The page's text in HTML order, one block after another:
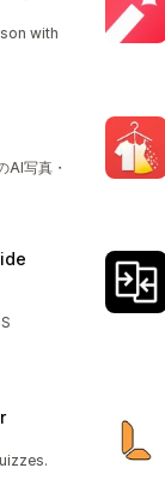
with
AI写真・